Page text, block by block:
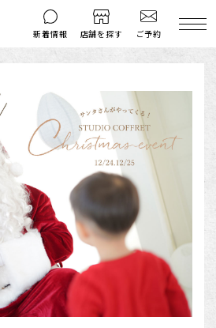
新着情報 店舗を探す ご予約
料金シミュレーション
よくある質問
コフレマグ
資料請求